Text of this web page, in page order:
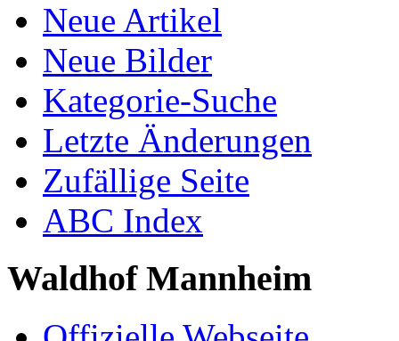
Neue Artikel
Neue Bilder
Kategorie-Suche
Letzte Änderungen
Zufällige Seite
ABC Index
Waldhof Mannheim